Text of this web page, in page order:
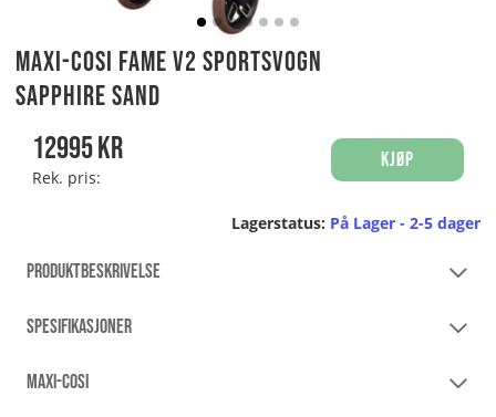
Maxi-Cosi Fame V2 Sportsvogn
Sapphire Sand
12995kr
Rek. pris:
Kjøp
Lagerstatus: På Lager - 2-5 dager
PRODUKTBESKRIVELSE
SPESIFIKASJONER
MAXI-COSI